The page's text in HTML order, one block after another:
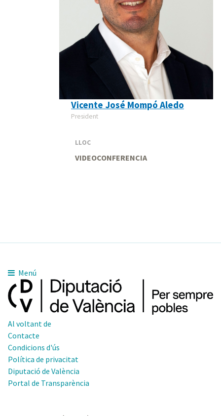
Vicente José Mompó Aledo
President
LLOC
VIDEOCONFERENCIA
Menú
Al voltant de
Contacte
Condicions d'ús
Política de privacitat
Diputació de València
Portal de Transparència